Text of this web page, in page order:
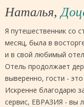
Наталья,
Я путешественник со
месяц, была в
и в свой любимый
Отель продолжает
выверенно, гости -
Искренне благодарю
сервис, ЕВРАЗИЯ - вы